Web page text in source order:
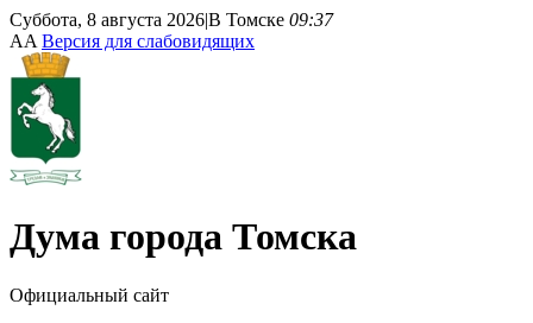
Суббота, 8 августа 2026|В Томске 09:37
AA Версия для слабовидящих
Дума города Томска
Официальный сайт